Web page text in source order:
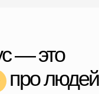
— это
про людей